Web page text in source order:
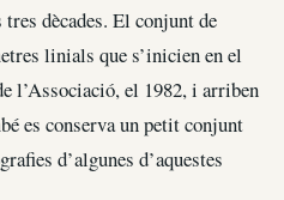
dècades. El conjunt de
linials que s’inicien en el
l’Associació, el 1982, i arriben
es conserva un petit conjunt
d’algunes d’aquestes